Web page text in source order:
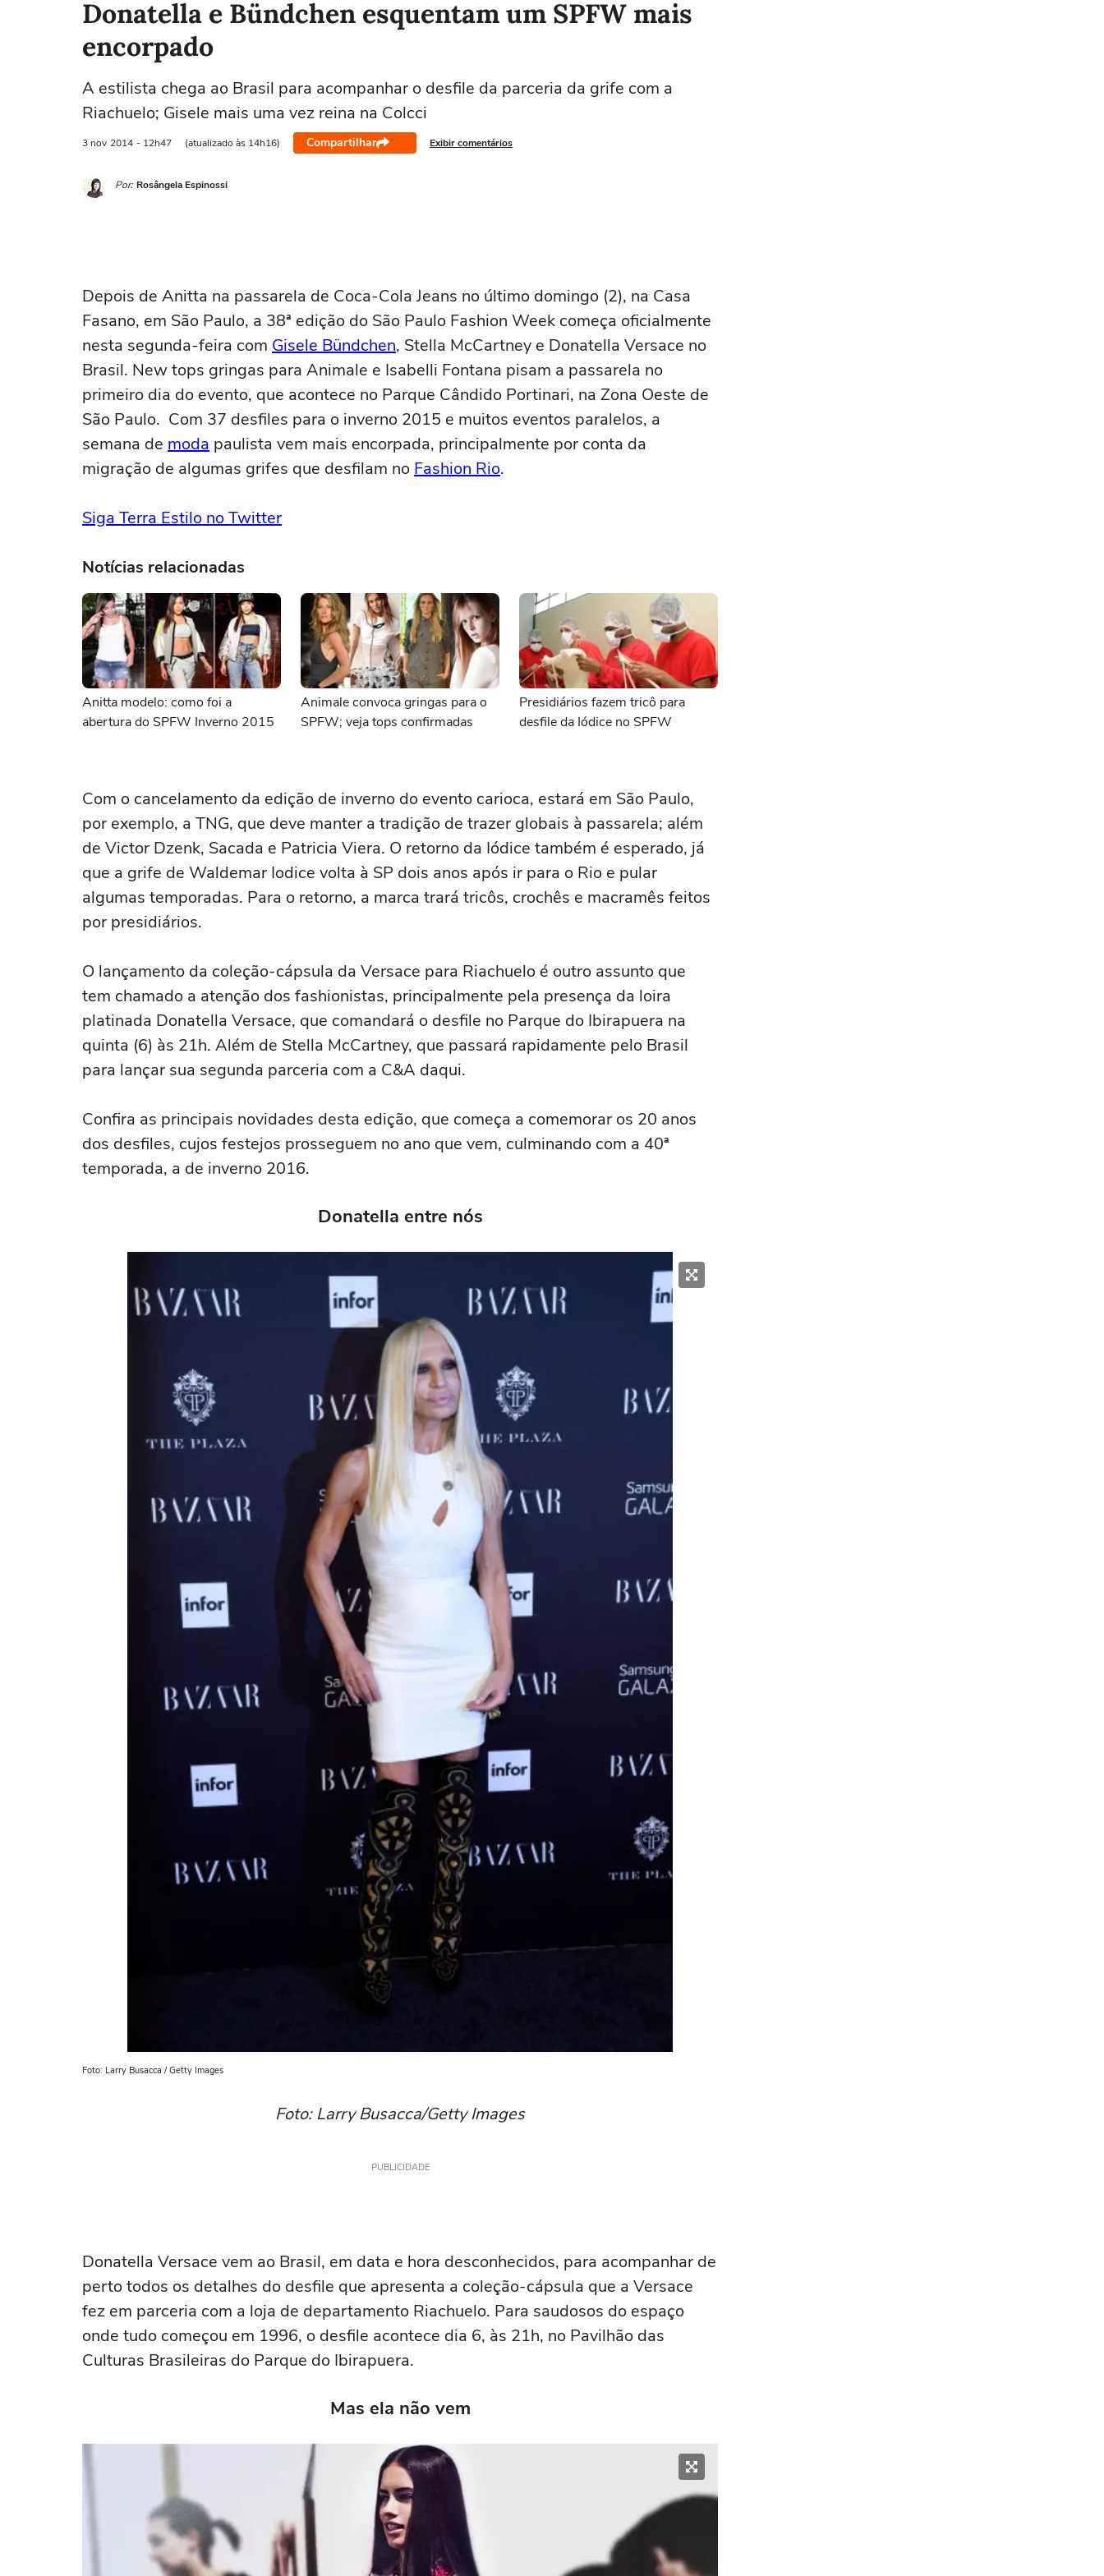
Donatella e Bündchen esquentam um SPFW mais
encorpado
A estilista chega ao Brasil para acompanhar o desfile da parceria da grife com a
Riachuelo; Gisele mais uma vez reina na Colcci
3 nov 2014 - 12h47 (atualizado às 14h16) Compartilhar Exibir comentários
Por: Rosângela Espinossi
Depois de Anitta na passarela de Coca-Cola Jeans no último domingo (2), na Casa
Fasano, em São Paulo, a 38ª edição do São Paulo Fashion Week começa oficialmente
nesta segunda-feira com Gisele Bündchen, Stella McCartney e Donatella Versace no
Brasil. New tops gringas para Animale e Isabelli Fontana pisam a passarela no
primeiro dia do evento, que acontece no Parque Cândido Portinari, na Zona Oeste de
São Paulo. Com 37 desfiles para o inverno 2015 e muitos eventos paralelos, a
semana de moda paulista vem mais encorpada, principalmente por conta da
migração de algumas grifes que desfilam no Fashion Rio.
Siga Terra Estilo no Twitter
Notícias relacionadas
Anitta modelo: como foi a
abertura do SPFW Inverno 2015
Animale convoca gringas para o
SPFW; veja tops confirmadas
Presidiários fazem tricô para
desfile da Iódice no SPFW
Com o cancelamento da edição de inverno do evento carioca, estará em São Paulo,
por exemplo, a TNG, que deve manter a tradição de trazer globais à passarela; além
de Victor Dzenk, Sacada e Patricia Viera. O retorno da Iódice também é esperado, já
que a grife de Waldemar Iodice volta à SP dois anos após ir para o Rio e pular
algumas temporadas. Para o retorno, a marca trará tricôs, crochês e macramês feitos
por presidiários.
O lançamento da coleção-cápsula da Versace para Riachuelo é outro assunto que
tem chamado a atenção dos fashionistas, principalmente pela presença da loira
platinada Donatella Versace, que comandará o desfile no Parque do Ibirapuera na
quinta (6) às 21h. Além de Stella McCartney, que passará rapidamente pelo Brasil
para lançar sua segunda parceria com a C&A daqui.
Confira as principais novidades desta edição, que começa a comemorar os 20 anos
dos desfiles, cujos festejos prosseguem no ano que vem, culminando com a 40ª
temporada, a de inverno 2016.
Donatella entre nós
Foto: Larry Busacca / Getty Images
Foto: Larry Busacca/Getty Images
PUBLICIDADE
Donatella Versace vem ao Brasil, em data e hora desconhecidos, para acompanhar de
perto todos os detalhes do desfile que apresenta a coleção-cápsula que a Versace
fez em parceria com a loja de departamento Riachuelo. Para saudosos do espaço
onde tudo começou em 1996, o desfile acontece dia 6, às 21h, no Pavilhão das
Culturas Brasileiras do Parque do Ibirapuera.
Mas ela não vem